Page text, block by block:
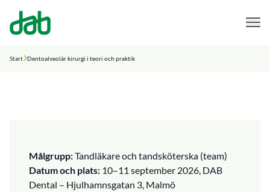
DAB Dental
Start Dentoalveolär kirurgi i teori och praktik
Målgrupp:Tandläkare och tandsköterska (team)
Datum och plats: 10–11 september 2026, DAB
Dental – Hjulhamnsgatan 3, Malmö